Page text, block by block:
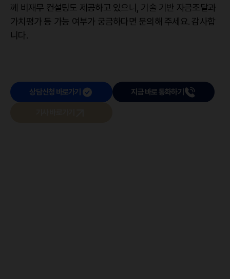
께 비재무 컨설팅도 제공하고 있으니, 기술 기반 자금조달과
가치평가 등 가능 여부가 궁금하다면 문의해 주세요. 감사합
니다.
상담신청 바로가기 지금 바로 통화하기